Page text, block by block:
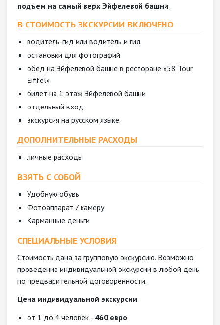
подъем на самый верх Эйфелевой башни.
В СТОИМОСТЬ ЭКСКУРСИИ ВКЛЮЧЕНО
водитель-гид или водитель и гид
остановки для фотографий
обед на Эйфелевой башне в ресторане «58 Tour
Eiffel»
билет на 1 этаж Эйфелевой башни
отдельный вход
экскурсия на русском языке.
ДОПОЛНИТЕЛЬНЫЕ РАСХОДЫ
личные расходы
ВЗЯТЬ С СОБОЙ
Удобную обувь
Фотоаппарат / камеру
Карманные деньги
СПЕЦИАЛЬНЫЕ УСЛОВИЯ
Стоимость дана за групповую экскурсию. Возможно
проведение индивидуальной экскурсии в любой день
по предварительной договоренности.
Цена индивидуальной экскурсии:
от 1 до 4 человек - 460 евро